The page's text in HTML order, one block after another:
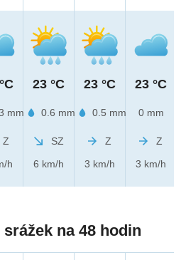
mm
Z
h
23 °C
0.6 mm
SZ
6 km/h
23 °C
0.5 mm
Z
3 km/h
23 °C
0 mm
Z
3 km/h
na 48 hodin